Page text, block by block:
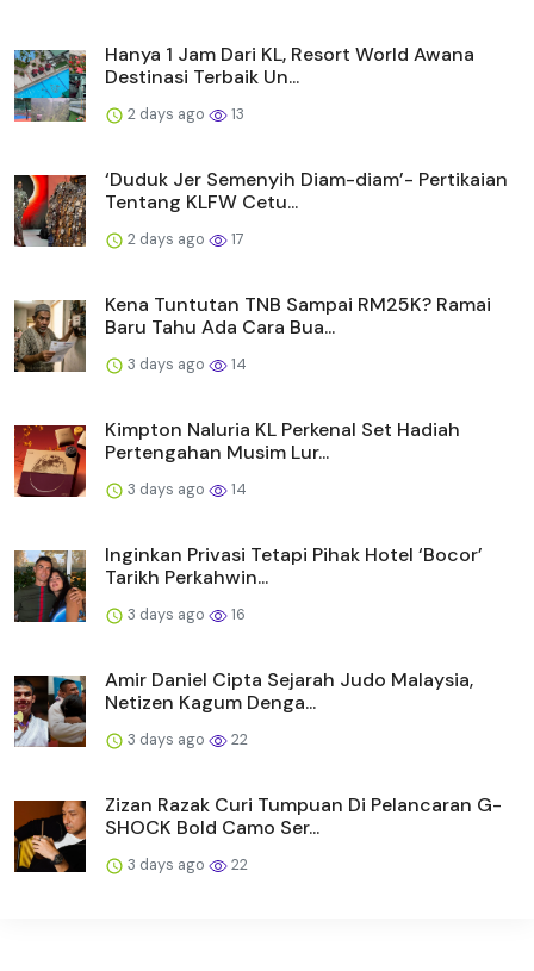
Hanya 1 Jam Dari KL, Resort World Awana
Destinasi Terbaik Un...
2 days ago 13
‘Duduk Jer Semenyih Diam-diam’- Pertikaian
Tentang KLFW Cetu...
2 days ago 17
Kena Tuntutan TNB Sampai RM25K? Ramai
Baru Tahu Ada Cara Bua...
3 days ago 14
Kimpton Naluria KL Perkenal Set Hadiah
Pertengahan Musim Lur...
3 days ago 14
Inginkan Privasi Tetapi Pihak Hotel ‘Bocor’
Tarikh Perkahwin...
3 days ago 16
Amir Daniel Cipta Sejarah Judo Malaysia,
Netizen Kagum Denga...
3 days ago 22
Zizan Razak Curi Tumpuan Di Pelancaran G-
SHOCK Bold Camo Ser...
3 days ago 22